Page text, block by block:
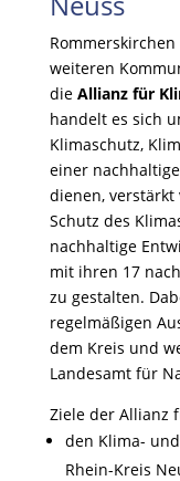
weiteren
die Allianz für
handelt es sich
Klimaschutz,
einer
dienen,
Schutz des
nachhaltige
mit ihren 17
zu gestalten.
regelmäßigen
dem Kreis und
Landesamt für
Ziele der Allianz
den Klima-
Rhein-Kreis